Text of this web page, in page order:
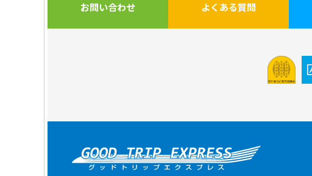
お問い合わせ よくある質問